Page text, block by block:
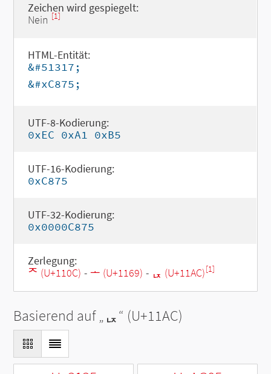
Zeichen wird gespiegelt:
Nein [1]
HTML-Entität:
&#51317;
&#xC875;
UTF-8-Kodierung:
0xEC 0xA1 0xB5
UTF-16-Kodierung:
0xC875
UTF-32-Kodierung:
0x0000C875
Zerlegung:
ᄌ (U+110C) - ᅩ (U+1169) - ᆬ (U+11AC)[1]
Basierend auf „ᆬ“ (U+11AC)